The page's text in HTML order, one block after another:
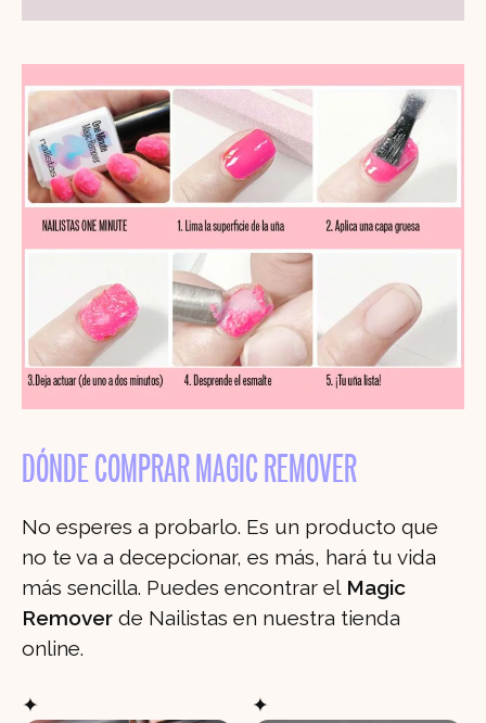
DÓNDE COMPRAR MAGIC REMOVER
No esperes a probarlo. Es un producto que
no te va a decepcionar, es más, hará tu vida
más sencilla. Puedes encontrar el Magic
Remover de Nailistas en nuestra tienda
online.